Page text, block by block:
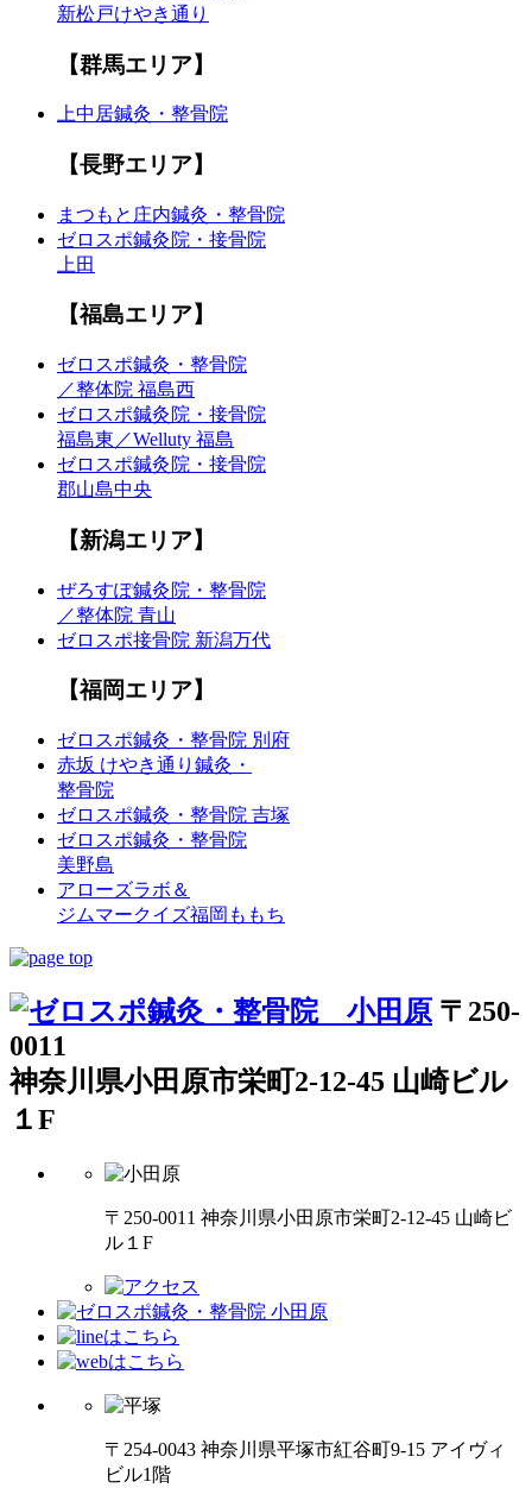
新松戸けやき通り
【群馬エリア】
上中居鍼灸・整骨院
【長野エリア】
まつもと庄内鍼灸・整骨院
ゼロスポ鍼灸院・接骨院
上田
【福島エリア】
ゼロスポ鍼灸・整骨院
／整体院 福島西
ゼロスポ鍼灸院・接骨院
福島東／Welluty 福島
ゼロスポ鍼灸院・接骨院
郡山島中央
【新潟エリア】
ぜろすぽ鍼灸院・整骨院
／整体院 青山
ゼロスポ接骨院 新潟万代
【福岡エリア】
ゼロスポ鍼灸・整骨院 別府
赤坂 けやき通り鍼灸・
整骨院
ゼロスポ鍼灸・整骨院 吉塚
ゼロスポ鍼灸・整骨院
美野島
アローズラボ＆
ジムマークイズ福岡ももち
〒250-
0011
神奈川県小田原市栄町2-12-45 山崎ビル
１F
〒250-0011 神奈川県小田原市栄町2-12-45 山崎ビ
ル１F
〒254-0043 神奈川県平塚市紅谷町9-15 アイヴィ
ビル1階